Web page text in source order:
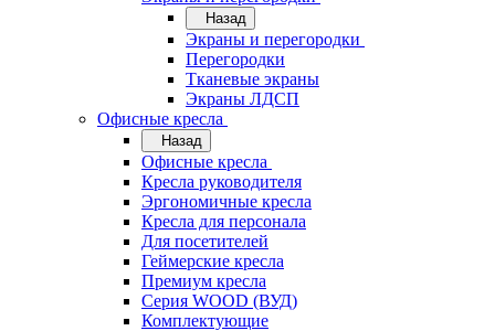
Назад
Экраны и перегородки
Перегородки
Тканевые экраны
Экраны ЛДСП
Офисные кресла
Назад
Офисные кресла
Кресла руководителя
Эргономичные кресла
Кресла для персонала
Для посетителей
Геймерские кресла
Премиум кресла
Серия WOOD (ВУД)
Комплектующие